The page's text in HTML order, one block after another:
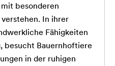
besonderen
In ihrer
Fähigkeiten
besucht Bauernhoftiere
in der ruhigen